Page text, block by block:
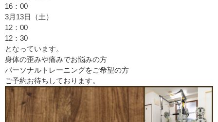
16：00
3月13日（土）
12：00
12：30
となっています。
身体の歪みや痛みでお悩みの方
パーソナルトレーニングをご希望の方
ご予約お待ちしております。